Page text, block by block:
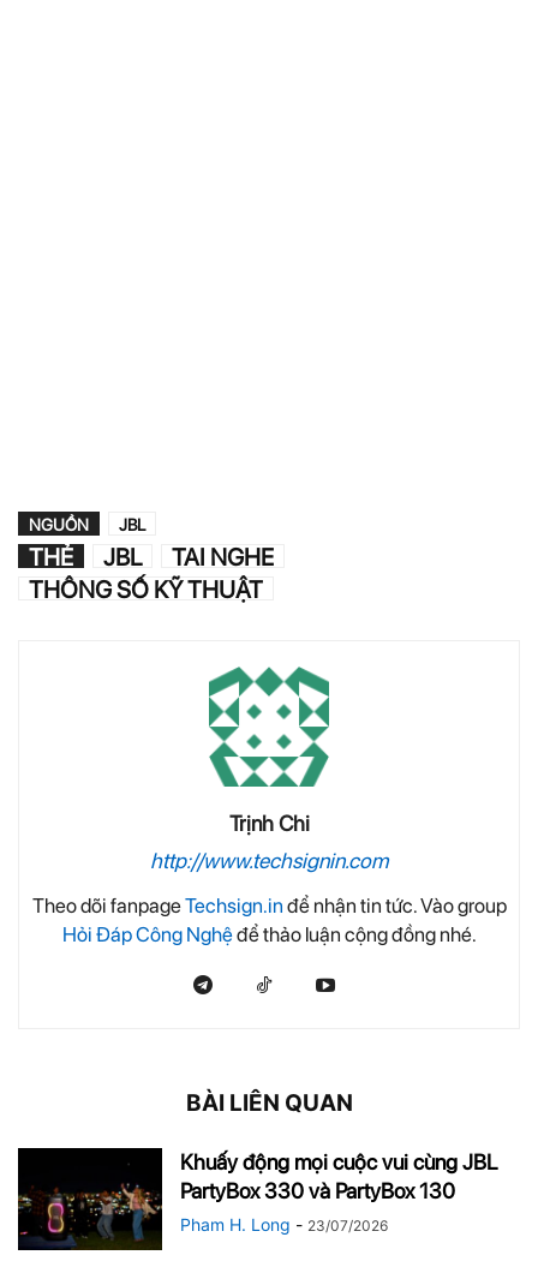
NGUỒN JBL
THẺ JBL
TAI NGHE
THÔNG SỐ KỸ THUẬT
Trịnh Chi
http://www.techsignin.com
Theo dõi fanpageTechsign.in để nhận tin tức. Vào group
Hỏi Đáp Công Nghệđể thảo luận cộng đồng nhé.
BÀI LIÊN QUAN
Khuấy động mọi cuộc vui cùng JBL
PartyBox 330 và PartyBox 130
Pham H. Long - 23/07/2026